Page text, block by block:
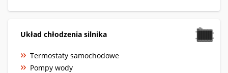
Układ chłodzenia silnika
Termostaty samochodowe
Pompy wody